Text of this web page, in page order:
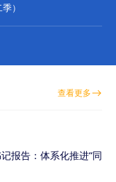
）
查看更多
报告：体系化推进“同